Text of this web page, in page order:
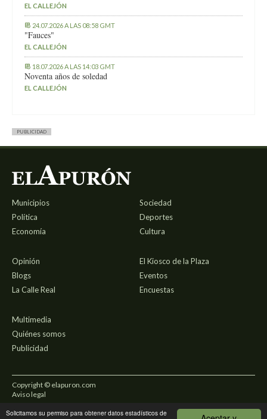
Solicitamos su permiso para obtener datos estadísticos de
EL CALLEJÓN
24.07.2026 A LAS 08:58 GMT
"Fauces"
EL CALLEJÓN
18.07.2026 A LAS 14:03 GMT
Noventa años de soledad
EL CALLEJÓN
PUBLICIDAD
Municipios
Política
Economía
Sociedad
Deportes
Cultura
Opinión
Blogs
La Calle Real
El Kiosco de la Plaza
Eventos
Encuestas
Multimedia
Quiénes somos
Publicidad
Copyright © elapuron.com
Aviso legal
Política de privacidad